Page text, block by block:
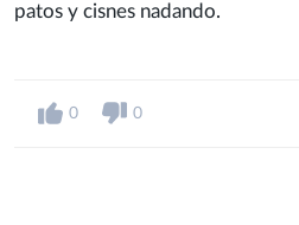
patos y cisnes nadando.
0 0